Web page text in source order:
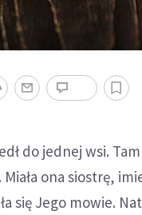
do jednej wsi.
ona siostrę,
się Jego mowie.